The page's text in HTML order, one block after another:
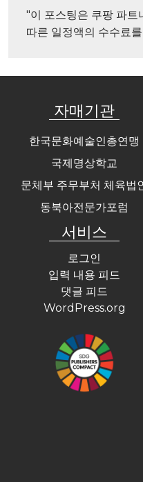
"이 포스팅은 쿠팡 파트
따른 일정액의 수수료
자매기관
한국문화예술인총연맹
국제명상학교
문체부 주무부처 체육법
동북아전문가포럼
서비스
로그인
입력 내용 피드
댓글 피드
WordPress.org